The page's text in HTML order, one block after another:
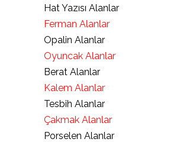
Hat Yazısı Alanlar
Ferman Alanlar
Opalin Alanlar
Oyuncak Alanlar
Berat Alanlar
Kalem Alanlar
Tesbih Alanlar
Çakmak Alanlar
Porselen Alanlar